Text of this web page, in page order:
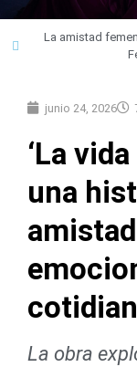
La amistad
junio 24, 2026
‘La
una
La obra